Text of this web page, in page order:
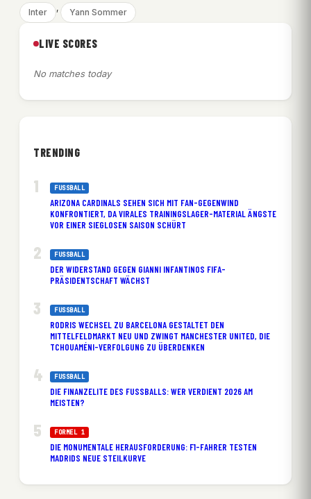
Inter , Yann Sommer
LIVE SCORES
No matches today
TRENDING
FUSSBALL
ARIZONA CARDINALS SEHEN SICH MIT FAN-GEGENWIND
KONFRONTIERT, DA VIRALES TRAININGSLAGER-MATERIAL ÄNGSTE
VOR EINER SIEGLOSEN SAISON SCHÜRT
FUSSBALL
DER WIDERSTAND GEGEN GIANNI INFANTINOS FIFA-
PRÄSIDENTSCHAFT WÄCHST
FUSSBALL
RODRIS WECHSEL ZU BARCELONA GESTALTET DEN
MITTELFELDMARKT NEU UND ZWINGT MANCHESTER UNITED, DIE
TCHOUAMÉNI-VERFOLGUNG ZU ÜBERDENKEN
FUSSBALL
DIE FINANZELITE DES FUSSBALLS: WER VERDIENT 2026 AM M
EISTEN?
FORMEL 1
DIE MONUMENTALE HERAUSFORDERUNG: F1-FAHRER TESTEN
MADRIDS NEUE STEILKURVE